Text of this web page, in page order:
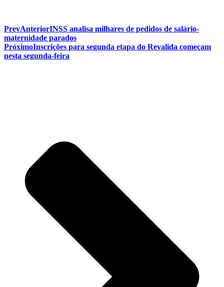
PrevAnteriorINSS analisa milhares de pedidos de salário-
maternidade parados
PróximoInscrições para segunda etapa do Revalida começam
nesta segunda-feira